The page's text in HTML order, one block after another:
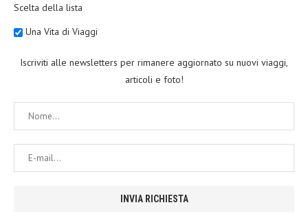
Scelta della lista
Una Vita di Viaggi
Iscriviti alle newsletters per rimanere aggiornato su nuovi viaggi,
articoli e foto!